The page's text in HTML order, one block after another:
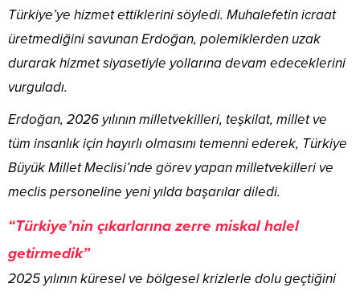
Türkiye’ye hizmet ettiklerini söyledi. Muhalefetin icraat
üretmediğini savunan Erdoğan, polemiklerden uzak
durarak hizmet siyasetiyle yollarına devam edeceklerini
vurguladı.
Erdoğan, 2026 yılının milletvekilleri, teşkilat, millet ve
tüm insanlık için hayırlı olmasını temenni ederek, Türkiye
Büyük Millet Meclisi’nde görev yapan milletvekilleri ve
meclis personeline yeni yılda başarılar diledi.
“Türkiye’nin çıkarlarına zerre miskal halel
getirmedik”
2025 yılının küresel ve bölgesel krizlerle dolu geçtiğini